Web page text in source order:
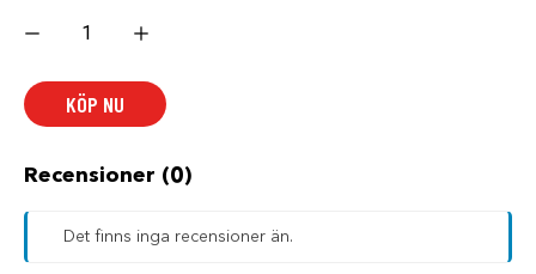
D408F
Fr.
Harley-
KÖP NU
Recensioner (0)
Det finns inga recensioner än.